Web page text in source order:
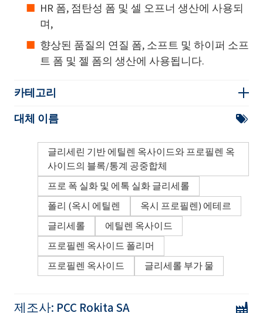
HR 폼, 점탄성 폼 및 셀 오프너 생산에 사용되
며,
향상된 품질의 연질 폼, 소프트 및 하이퍼 소프
트 폼 및 젤 폼의 생산에 사용됩니다.
카테고리
대체 이름
글리세린 기반 에틸렌 옥사이드와 프로필렌 옥
사이드의 블록/통계 공중합체
프로 폭 실화 및 에톡 실화 글리세롤
폴리 (옥시 에틸렌
옥시 프로필렌) 에테르
글리세롤
에틸렌 옥사이드
프로필렌 옥사이드 폴리머
프로필렌 옥사이드
글리세롤 부가 물
제조사: PCC Rokita SA